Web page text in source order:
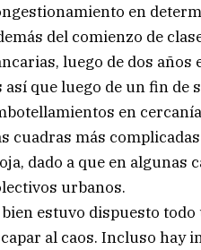
en
del comienzo de
luego de dos años
así que luego de un fin de
en
cuadras más
dado a que en
urbanos.
bien estuvo dispuesto
al caos. Incluso hay